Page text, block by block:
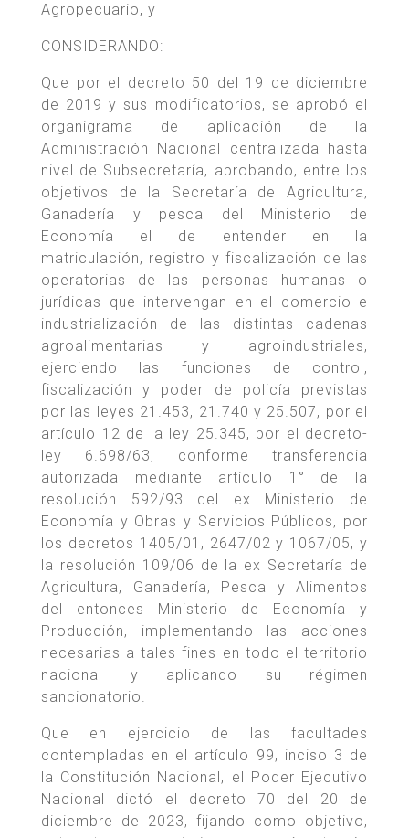
Agropecuario, y
CONSIDERANDO:
Que por el decreto 50 del 19 de diciembre
de 2019 y sus modificatorios, se aprobó el
organigrama de aplicación de la
Administración Nacional centralizada hasta
nivel de Subsecretaría, aprobando, entre los
objetivos de la Secretaría de Agricultura,
Ganadería y pesca del Ministerio de
Economía el de entender en la
matriculación, registro y fiscalización de las
operatorias de las personas humanas o
jurídicas que intervengan en el comercio e
industrialización de las distintas cadenas
agroalimentarias y agroindustriales,
ejerciendo las funciones de control,
fiscalización y poder de policía previstas
por las leyes 21.453, 21.740 y 25.507, por el
artículo 12 de la ley 25.345, por el decreto-
ley 6.698/63, conforme transferencia
autorizada mediante artículo 1° de la
resolución 592/93 del ex Ministerio de
Economía y Obras y Servicios Públicos, por
los decretos 1405/01, 2647/02 y 1067/05, y
la resolución 109/06 de la ex Secretaría de
Agricultura, Ganadería, Pesca y Alimentos
del entonces Ministerio de Economía y
Producción, implementando las acciones
necesarias a tales fines en todo el territorio
nacional y aplicando su régimen
sancionatorio.
Que en ejercicio de las facultades
contempladas en el artículo 99, inciso 3 de
la Constitución Nacional, el Poder Ejecutivo
Nacional dictó el decreto 70 del 20 de
diciembre de 2023, fijando como objetivo,